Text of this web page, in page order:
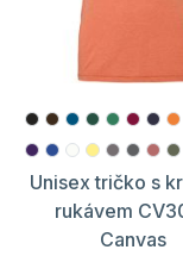
Unisex tričko s
rukávem
Canvas